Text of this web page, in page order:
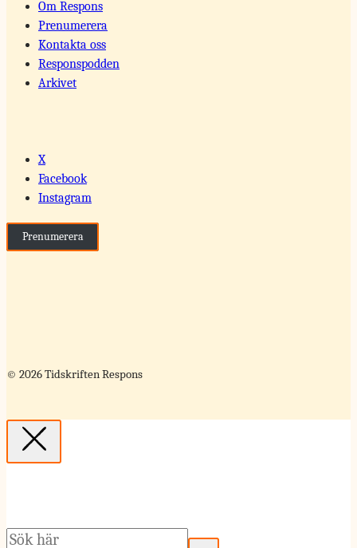
Om Respons
Prenumerera
Kontakta oss
Responspodden
Arkivet
X
Facebook
Instagram
Prenumerera
© 2026 Tidskriften Respons
Sök